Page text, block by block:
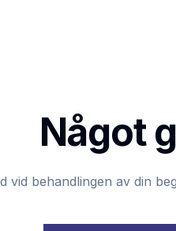
Något
vid behandlingen av din